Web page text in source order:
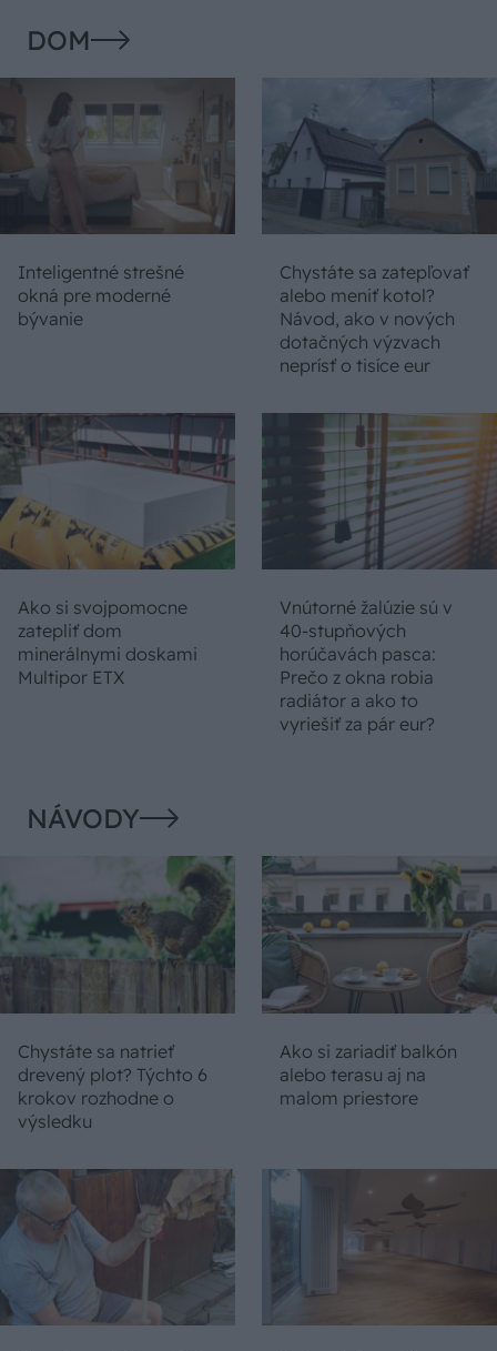
DOM
Inteligentné strešné
okná pre moderné
bývanie
Chystáte sa zatepľovať
alebo meniť kotol?
Návod, ako v nových
dotačných výzvach
neprísť o tisíce eur
Ako si svojpomocne
zatepliť dom
minerálnymi doskami
Multipor ETX
Vnútorné žalúzie sú v
40-stupňových
horúčavách pasca:
Prečo z okna robia
radiátor a ako to
vyriešiť za pár eur?
NÁVODY
Chystáte sa natrieť
drevený plot? Týchto 6
krokov rozhodne o
výsledku
Ako si zariadiť balkón
alebo terasu aj na
malom priestore